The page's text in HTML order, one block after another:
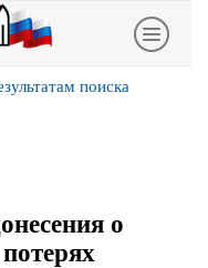
поиска
о